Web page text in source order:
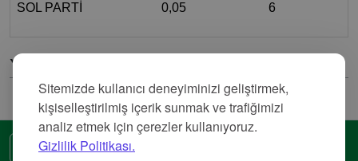
Sitemizde kullanıcı deneyiminizi geliştirmek,
kişiselleştirilmiş içerik sunmak ve trafiğimizi
analiz etmek için çerezler kullanıyoruz.
Gizlilik Politikası.
SOL PARTİ 0,05 6
Yorumlar
🌍 Başka bir dil